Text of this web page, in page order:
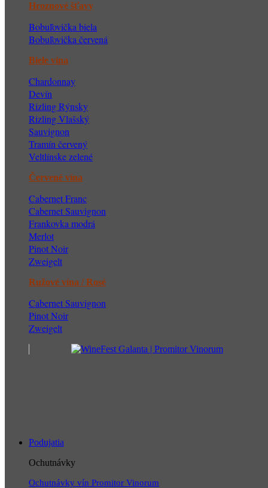
Hroznové šťavy
Bobuľovička biela
Bobuľovička červená
Biele vína
Chardonnay
Devín
Rizling Rýnsky
Rizling Vlašský
Sauvignon
Tramín červený
Veltlínske zelené
Červené vína
Cabernet Franc
Cabernet Sauvignon
Frankovka modrá
Merlot
Pinot Noir
Zweigelt
Ružové vína / Rosé
Cabernet Sauvignon
Pinot Noir
Zweigelt
Podujatia
Ochutnávky
Ochutnávky vín Promitor Vinorum